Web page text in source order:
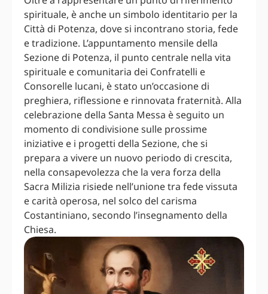
spirituale, è anche un simbolo identitario per la
Città di Potenza, dove si incontrano storia, fede
e tradizione. L’appuntamento mensile della
Sezione di Potenza, il punto centrale nella vita
spirituale e comunitaria dei Confratelli e
Consorelle lucani, è stato un’occasione di
preghiera, riflessione e rinnovata fraternità. Alla
celebrazione della Santa Messa è seguito un
momento di condivisione sulle prossime
iniziative e i progetti della Sezione, che si
prepara a vivere un nuovo periodo di crescita,
nella consapevolezza che la vera forza della
Sacra Milizia risiede nell’unione tra fede vissuta
e carità operosa, nel solco del carisma
Costantiniano, secondo l’insegnamento della
Chiesa.